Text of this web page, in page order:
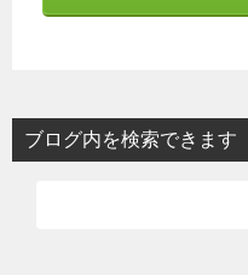
ブログ内を検索できます